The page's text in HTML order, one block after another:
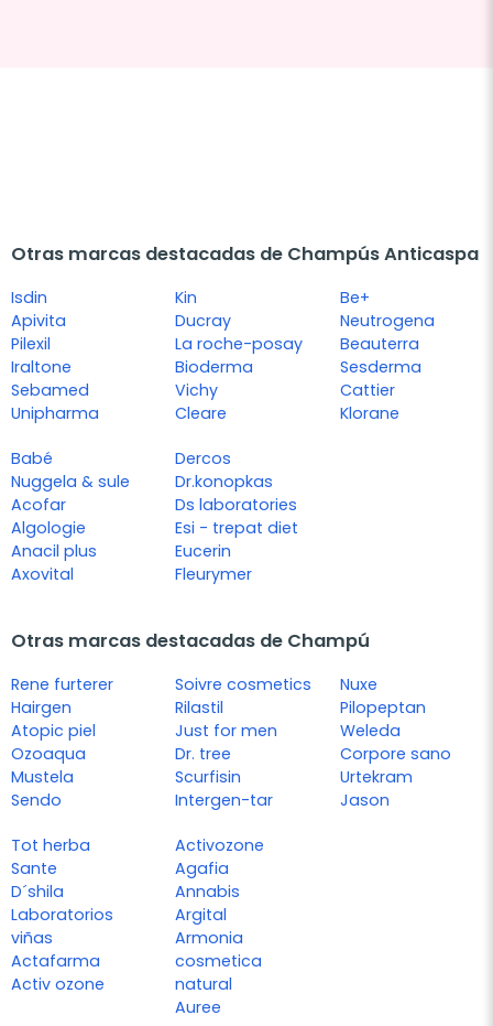
Otras marcas destacadas de Champús Anticaspa
Isdin
Apivita
Pilexil
Iraltone
Sebamed
Unipharma
Kin
Ducray
La roche-posay
Bioderma
Vichy
Cleare
Be+
Neutrogena
Beauterra
Sesderma
Cattier
Klorane
Babé
Nuggela & sule
Acofar
Algologie
Anacil plus
Axovital
Dercos
Dr.konopkas
Ds laboratories
Esi - trepat diet
Eucerin
Fleurymer
Otras marcas destacadas de Champú
Rene furterer
Hairgen
Atopic piel
Ozoaqua
Mustela
Sendo
Soivre cosmetics
Rilastil
Just for men
Dr. tree
Scurfisin
Intergen-tar
Nuxe
Pilopeptan
Weleda
Corpore sano
Urtekram
Jason
Tot herba
Sante
D´shila
Laboratorios
viñas
Actafarma
Activ ozone
Activozone
Agafia
Annabis
Argital
Armonia
cosmetica
natural
Auree